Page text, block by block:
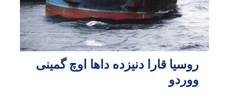
روسیا قارا دنیزده داها اوچ گمینی
ووردو